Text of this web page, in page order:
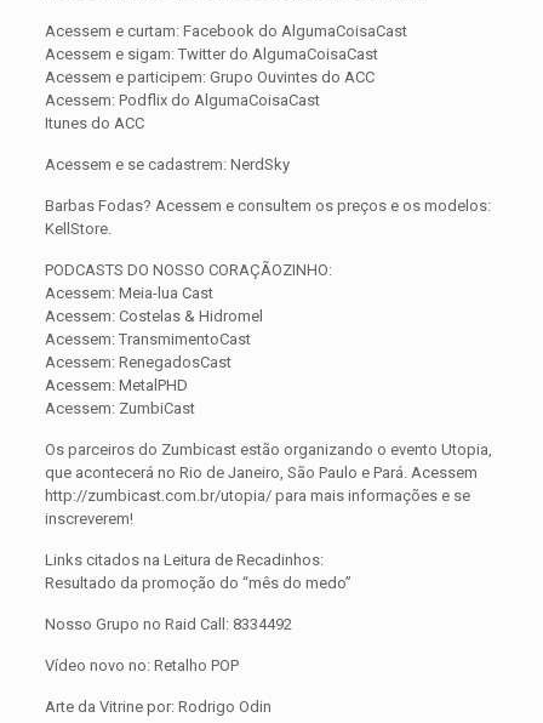
Acessem e curtam: Facebook do AlgumaCoisaCast
Acessem e sigam: Twitter do AlgumaCoisaCast
Acessem e participem: Grupo Ouvintes do ACC
Acessem: Podflix do AlgumaCoisaCast
Itunes do ACC
Acessem e se cadastrem: NerdSky
Barbas Fodas? Acessem e consultem os preços e os modelos:
KellStore.
PODCASTS DO NOSSO CORAÇÃOZINHO:
Acessem: Meia-lua Cast
Acessem: Costelas & Hidromel
Acessem: TransmimentoCast
Acessem: RenegadosCast
Acessem: MetalPHD
Acessem: ZumbiCast
Os parceiros do Zumbicast estão organizando o evento Utopia,
que acontecerá no Rio de Janeiro, São Paulo e Pará. Acessem
http://zumbicast.com.br/utopia/ para mais informações e se
inscreverem!
Links citados na Leitura de Recadinhos:
Resultado da promoção do “mês do medo”
Nosso Grupo no Raid Call: 8334492
Vídeo novo no: Retalho POP
Arte da Vitrine por: Rodrigo Odin